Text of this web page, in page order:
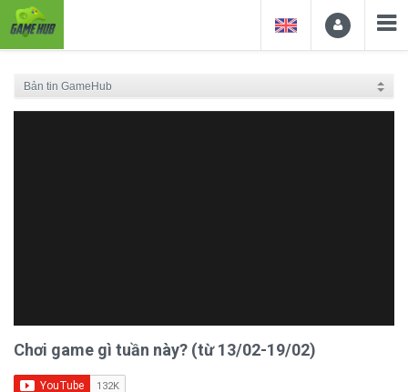
Chơi game gì tuần này? (từ 13/02-19/02)